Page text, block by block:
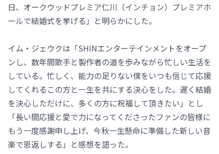
日、オークウッドプレミア仁川（インチョン）プレミアホ
ールで結婚式を挙げる」と明らかにした。
イム・ジェウクは「SHINエンターテインメントをオープ
ンし、数年間歌手と製作者の道を歩みながら忙しい生活を
している。忙しく、能力の足りない僕をいつも信じて応援
してくれるこの方と一生を共にする決心をした。遅く結婚
を決心しただけに、多くの方に祝福して頂きたい」とし
「長い間応援と愛で力になってくださったファンの皆様に
もう一度感謝申し上げ、今秋一生懸命に準備した新しい音
楽で恩返しする」と感想を語った。